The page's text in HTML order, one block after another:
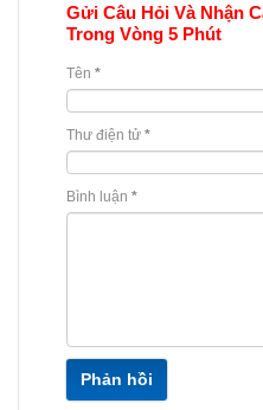
Gửi Câu Hỏi Và Nhận
Trong Vòng 5 Phút
Tên *
Thư điện tử *
Bình luận *
Phản hồi